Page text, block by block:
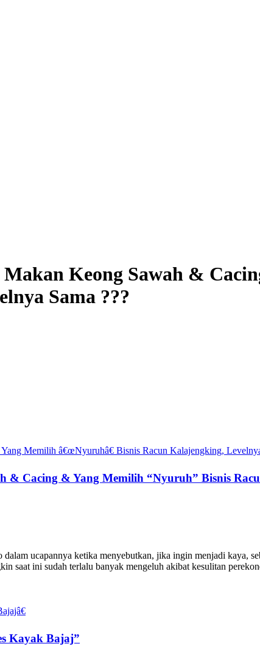
Keong Sawah &
Sama ???
Cacing & Yang Memilih “Nyuruh” Bisnis
ucapannya ketika menyebutkan, jika ingin menjadi kaya,
saat ini sudah terlalu banyak mengeluh akibat kesulitan
Kayak Bajaj”